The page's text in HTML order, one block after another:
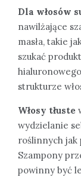
Dla włosów
nawilżające
masła, takie
szukać
strukturze
Włosy tłuste
wydzielanie
roślinnych jak
Szampony
powinny być